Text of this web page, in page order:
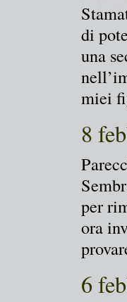
di
una
miei
8
per
ora
6